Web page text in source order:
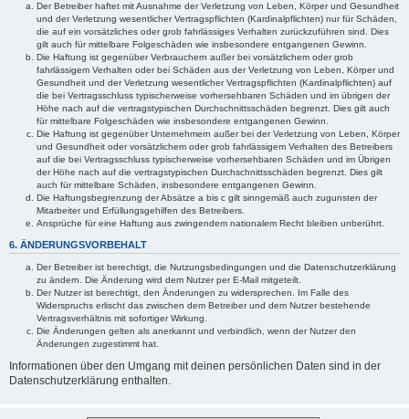
Der Betreiber haftet mit Ausnahme der Verletzung von Leben, Körper und Gesundheit
und der Verletzung wesentlicher Vertragspflichten (Kardinalpflichten) nur für Schäden,
die auf ein vorsätzliches oder grob fahrlässiges Verhalten zurückzuführen sind. Dies
gilt auch für mittelbare Folgeschäden wie insbesondere entgangenen Gewinn.
Die Haftung ist gegenüber Verbrauchern außer bei vorsätzlichem oder grob
fahrlässigem Verhalten oder bei Schäden aus der Verletzung von Leben, Körper und
Gesundheit und der Verletzung wesentlicher Vertragspflichten (Kardinalpflichten) auf
die bei Vertragsschluss typischerweise vorhersehbaren Schäden und im übrigen der
Höhe nach auf die vertragstypischen Durchschnittsschäden begrenzt. Dies gilt auch
für mittelbare Folgeschäden wie insbesondere entgangenen Gewinn.
Die Haftung ist gegenüber Unternehmern außer bei der Verletzung von Leben, Körper
und Gesundheit oder vorsätzlichem oder grob fahrlässigem Verhalten des Betreibers
auf die bei Vertragsschluss typischerweise vorhersehbaren Schäden und im Übrigen
der Höhe nach auf die vertragstypischen Durchschnittsschäden begrenzt. Dies gilt
auch für mittelbare Schäden, insbesondere entgangenen Gewinn.
Die Haftungsbegrenzung der Absätze a bis c gilt sinngemäß auch zugunsten der
Mitarbeiter und Erfüllungsgehilfen des Betreibers.
Ansprüche für eine Haftung aus zwingendem nationalem Recht bleiben unberührt.
6. ÄNDERUNGSVORBEHALT
Der Betreiber ist berechtigt, die Nutzungsbedingungen und die Datenschutzerklärung
zu ändern. Die Änderung wird dem Nutzer per E-Mail mitgeteilt.
Der Nutzer ist berechtigt, den Änderungen zu widersprechen. Im Falle des
Widerspruchs erlischt das zwischen dem Betreiber und dem Nutzer bestehende
Vertragsverhältnis mit sofortiger Wirkung.
Die Änderungen gelten als anerkannt und verbindlich, wenn der Nutzer den
Änderungen zugestimmt hat.
Informationen über den Umgang mit deinen persönlichen Daten sind in der
Datenschutzerklärung enthalten.